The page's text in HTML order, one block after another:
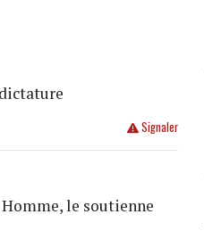
Signaler
le soutienne